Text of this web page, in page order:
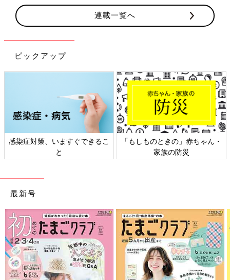
うに、野菜などの加熱時間を調節しながら、時
間がないときの離乳食作りに役立ててくださ
い。
しらす干しのブロッコリーあえ 作り
しらす干しとにんじんのぺースト 作り
方・レシピ 離乳食初期 5～6ヶ月ごろ
5,6ヶ月ごろから使える、魚、肉、豆腐などタ
ンパク質を含む食材を使った、体をつくるタン
パク質のレシピをご紹介。しらす干しとにんじ
作る前に必ず読んで！＜離乳食のお約束＞
このレシピの離乳食の考え方や材料の下ごしらえ、電子レンジの
使い方などについての注意事項を説明しています。
連載一覧へ
ピックアップ
感染症対策、いますぐできるこ
と
「もしものときの」赤ちゃん・
家族の防災
最新号